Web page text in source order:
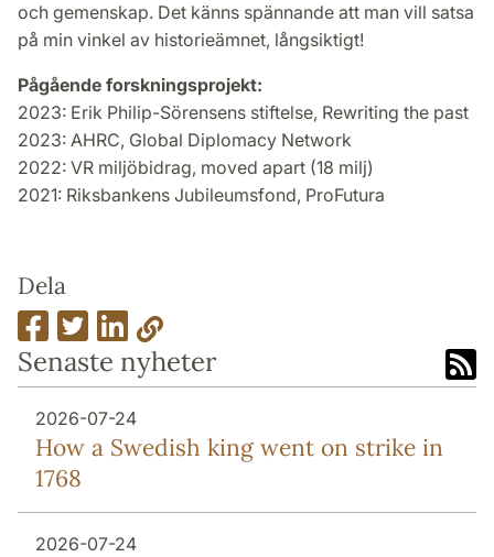
och gemenskap. Det känns spännande att man vill satsa
på min vinkel av historieämnet, långsiktigt!
Pågående forskningsprojekt:
2023: Erik Philip-Sörensens stiftelse, Rewriting the past
2023: AHRC, Global Diplomacy Network
2022: VR miljöbidrag, moved apart (18 milj)
2021: Riksbankens Jubileumsfond, ProFutura
Dela
Senaste nyheter
2026-07-24
How a Swedish king went on strike in
1768
2026-07-24